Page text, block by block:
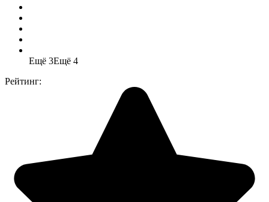
Ещё 3Ещё 4
Рейтинг: